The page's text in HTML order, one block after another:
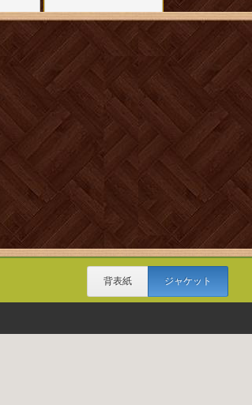
背表紙 ジャケット